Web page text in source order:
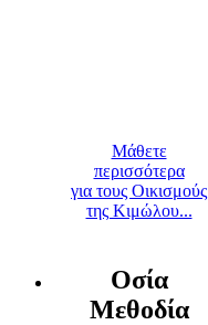
Μάθετε
περισσότερα
για τους Οικισμούς
της Κιμώλου...
Οσία
Μεθοδία